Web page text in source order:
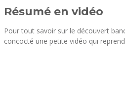
Résumé en vidéo
Pour tout savoir sur le découvert
concocté une petite vidéo qui